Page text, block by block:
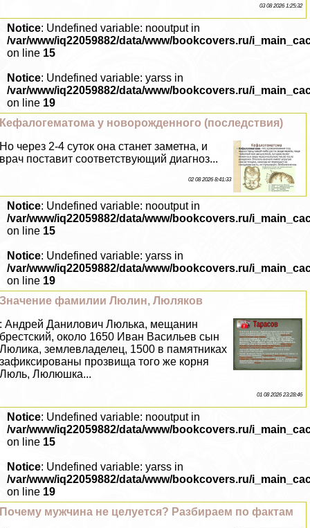
03 08 2026 1:25:32
Notice: Undefined variable: nooutput in
/var/www/iq22059882/data/www/bookcovers.ru/
on line 15
Notice: Undefined variable: yarss in
/var/www/iq22059882/data/www/bookcovers.ru/
on line 19
Кефалогематома у новорожденного (последствия)
Но через 2-4 суток она станет заметна, и
врач поставит соответствующий диагноз...
02 08 2026 8:41:33
Notice: Undefined variable: nooutput in
/var/www/iq22059882/data/www/bookcovers.ru/
on line 15
Notice: Undefined variable: yarss in
/var/www/iq22059882/data/www/bookcovers.ru/
on line 19
Значение фамилии Люлин, Люляков
: Андрей Данилович Люлька, мещанин
брестский, около 1650 Иван Васильев сын
Люлика, землевладелец, 1500 в памятниках
зафиксированы прозвища того же корня
Люль, Люлюшка...
01 08 2026 23:28:46
Notice: Undefined variable: nooutput in
/var/www/iq22059882/data/www/bookcovers.ru/
on line 15
Notice: Undefined variable: yarss in
/var/www/iq22059882/data/www/bookcovers.ru/
on line 19
Почему мужчина не целуется? Разбираем по фактам